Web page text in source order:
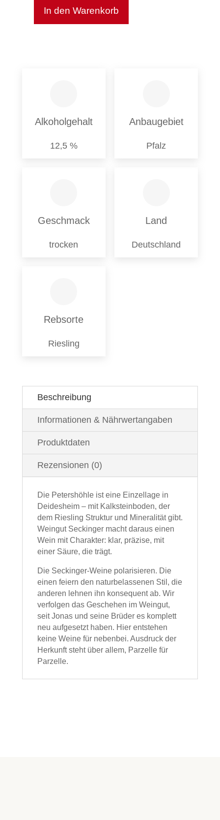
RieslingIn den Warenkorb
Alkoholgehalt
12,5 %
Anbaugebiet
Pfalz
Geschmack
trocken
Land
Deutschland
Rebsorte
Riesling
Beschreibung
Informationen & Nährwertangaben
Produktdaten
Rezensionen (0)
Die Petershöhle ist eine Einzellage in
Deidesheim – mit Kalksteinboden, der
dem Riesling Struktur und Mineralität gibt.
Weingut Seckinger macht daraus einen
Wein mit Charakter: klar, präzise, mit
einer Säure, die trägt.
Die Seckinger-Weine polarisieren. Die
einen feiern den naturbelassenen Stil, die
anderen lehnen ihn konsequent ab. Wir
verfolgen das Geschehen im Weingut,
seit Jonas und seine Brüder es komplett
neu aufgesetzt haben. Hier entstehen
keine Weine für nebenbei. Ausdruck der
Herkunft steht über allem, Parzelle für
Parzelle.